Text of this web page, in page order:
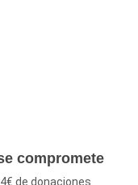
compromete
de donaciones